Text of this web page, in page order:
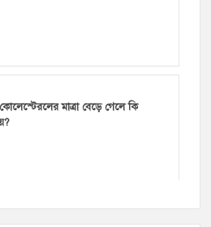
মাত্রা বেড়ে গেলে কি